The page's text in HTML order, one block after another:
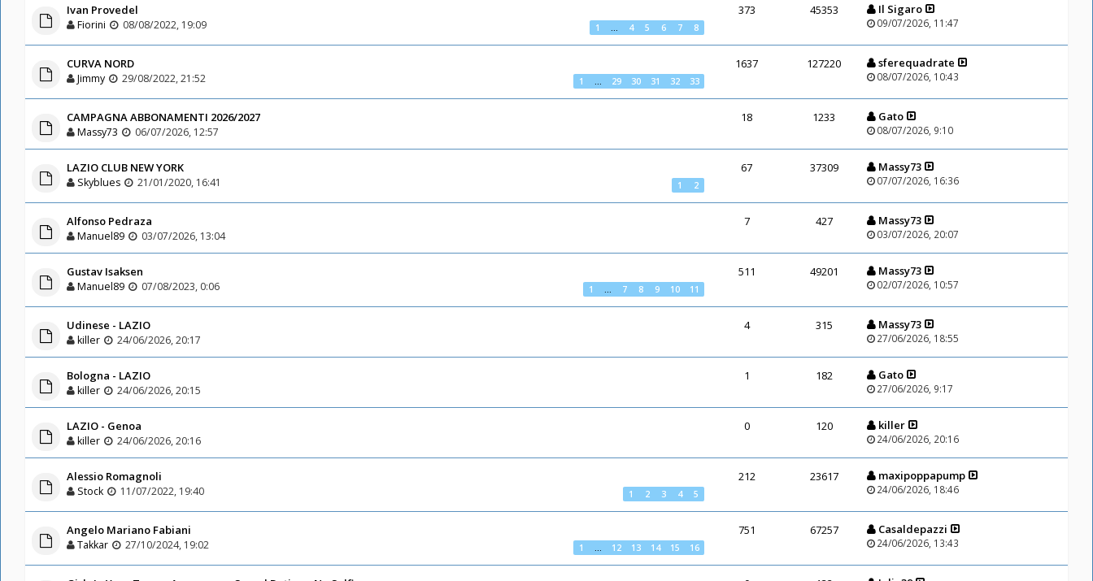
Ivan Provedel
1 4 5 6 7 8
Fiorini 08/08/2022, 19:09
373 45353 Il Sigaro
09/07/2026, 11:47
CURVA NORD
1 29 30 31 32 33
Jimmy 29/08/2022, 21:52
1637 127220 sferequadrate
08/07/2026, 10:43
CAMPAGNA ABBONAMENTI 2026/2027
Massy73 06/07/2026, 12:57
18 1233 Gato
08/07/2026, 9:10
LAZIO CLUB NEW YORK
1 2
Skyblues 21/01/2020, 16:41
67 37309 Massy73
07/07/2026, 16:36
Alfonso Pedraza
Manuel89 03/07/2026, 13:04
7 427 Massy73
03/07/2026, 20:07
Gustav Isaksen
1 7 8 9 10 11
Manuel89 07/08/2023, 0:06
511 49201 Massy73
02/07/2026, 10:57
Udinese - LAZIO
killer 24/06/2026, 20:17
4 315 Massy73
27/06/2026, 18:55
Bologna - LAZIO
killer 24/06/2026, 20:15
1 182 Gato
27/06/2026, 9:17
LAZIO - Genoa
killer 24/06/2026, 20:16
0 120 killer
24/06/2026, 20:16
Alessio Romagnoli
1 2 3 4 5
Stock 11/07/2022, 19:40
212 23617 maxipoppapump
24/06/2026, 18:46
Angelo Mariano Fabiani
1 12 13 14 15 16
Takkar 27/10/2024, 19:02
751 67257 Casaldepazzi
24/06/2026, 13:43